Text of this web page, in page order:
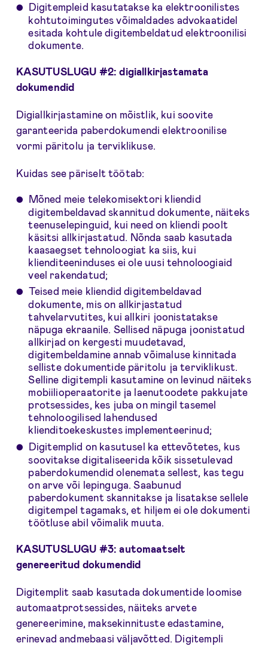
Digitempleid kasutatakse ka elektroonilistes
kohtutoimingutes võimaldades advokaatidel
esitada kohtule digitembeldatud elektroonilisi
dokumente.
KASUTUSLUGU #2: digiallkirjastamata
dokumendid
Digiallkirjastamine on mõistlik, kui soovite
garanteerida paberdokumendi elektroonilise
vormi päritolu ja terviklikuse.
Kuidas see päriselt töötab:
Mõned meie telekomisektori kliendid
digitembeldavad skannitud dokumente, näiteks
teenuselepinguid, kui need on kliendi poolt
käsitsi allkirjastatud. Nõnda saab kasutada
kaasaegset tehnoloogiat ka siis, kui
klienditeeninduses ei ole uusi tehnoloogiaid
veel rakendatud;
Teised meie kliendid digitembeldavad
dokumente, mis on allkirjastatud
tahvelarvutites, kui allkiri joonistatakse
näpuga ekraanile. Sellised näpuga joonistatud
allkirjad on kergesti muudetavad,
digitembeldamine annab võimaluse kinnitada
selliste dokumentide päritolu ja terviklikust.
Selline digitempli kasutamine on levinud näiteks
mobiilioperaatorite ja laenutoodete pakkujate
protsessides, kes juba on mingil tasemel
tehnoloogilised lahendused
klienditoekeskustes implementeerinud;
Digitemplid on kasutusel ka ettevõtetes, kus
soovitakse digitaliseerida kõik sissetulevad
paberdokumendid olenemata sellest, kas tegu
on arve või lepinguga. Saabunud
paberdokument skannitakse ja lisatakse sellele
digitempel tagamaks, et hiljem ei ole dokumenti
töötluse abil võimalik muuta.
KASUTUSLUGU #3: automaatselt
genereeritud dokumendid
Digitemplit saab kasutada dokumentide loomise
automaatprotsessides, näiteks arvete
genereerimine, maksekinnituste edastamine,
erinevad andmebaasi väljavõtted. Digitempli